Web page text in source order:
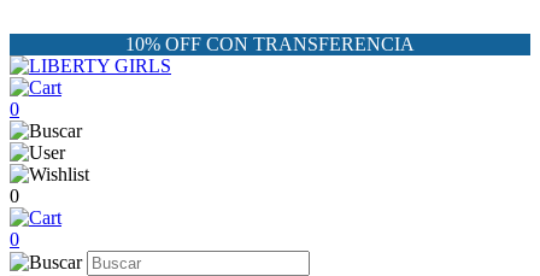
10% OFF CON TRANSFERENCIA
0
0
0